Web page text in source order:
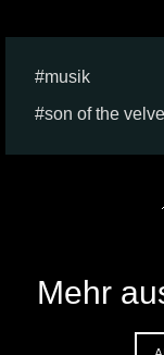
musik
son of the
Mehr